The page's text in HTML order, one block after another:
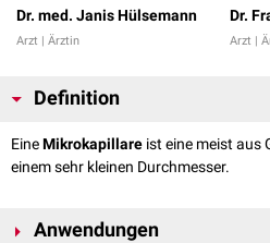
Dr. med. Janis Hülsemann
Arzt | Ärztin
Dr.
Arzt |
Definition
EineMikrokapillare ist eine meist aus
einem sehr kleinen Durchmesser.
Anwendungen